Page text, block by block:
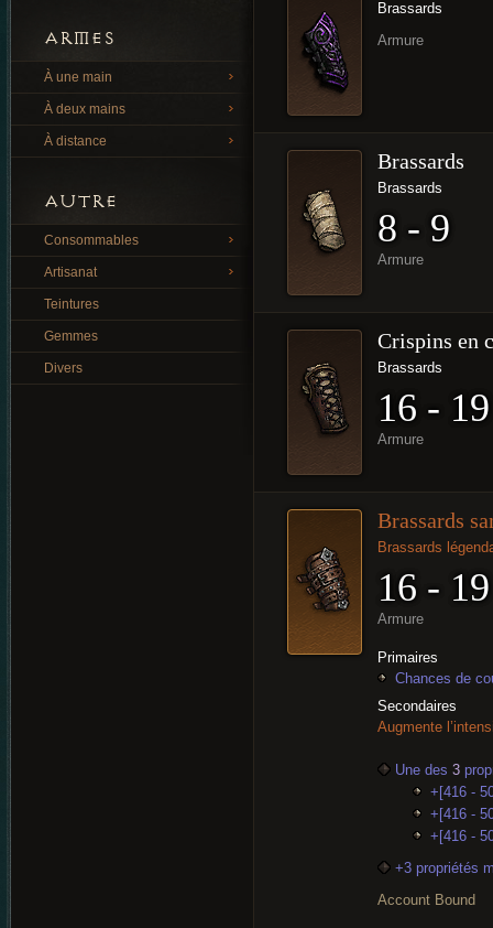
ARMES
À une main
À deux mains
À distance
AUTRE
Consommables
Artisanat
Teintures
Gemmes
Divers
Brassards
Armure
Brassards
Brassards
8 - 9
Armure
Crispins en
Brassards
16 - 19
Armure
Brassards
Brassards
16 - 19
Armure
Primaires
Chances de
Secondaires
Augmente
Une des 3
+[416 -
+[416 -
+[416 -
+3 propriétés
Account Bound